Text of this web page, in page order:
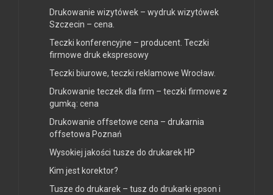
Drukowanie wizytówek – wydruk wizytówek
Szczecin – cena.
Teczki konferencyjne – producent. Teczki
firmowe druk ekspresowy
Teczki biurowe, teczki reklamowe Wrocław.
Drukowanie teczek dla firm – teczki firmowe z
gumką: cena
Drukowanie offsetowe cena – drukarnia
offsetowa Poznań
Wysokiej jakości tusze do drukarek HP
Kim jest korektor?
Tusze do drukarek – tusz do drukarki epson i